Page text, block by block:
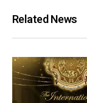
Related News